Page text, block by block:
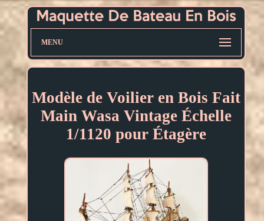
MENU
Modèle de Voilier en Bois Fait
Main Wasa Vintage Échelle
1/1120 pour Étagère